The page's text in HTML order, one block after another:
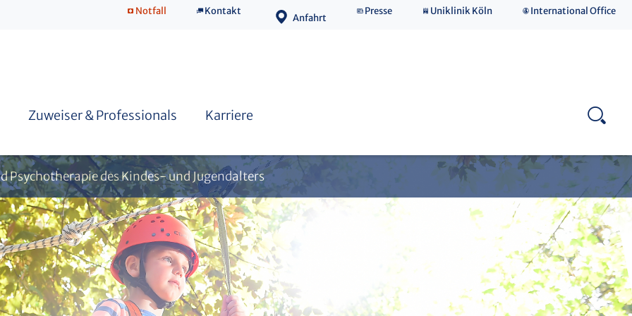
Notfall Kontakt
Anfahrt
Presse Uniklinik Köln International Office
Zuweiser & Professionals
Therapieausbildung im AKiP
Karriere
des Kindes- und Jugendalters